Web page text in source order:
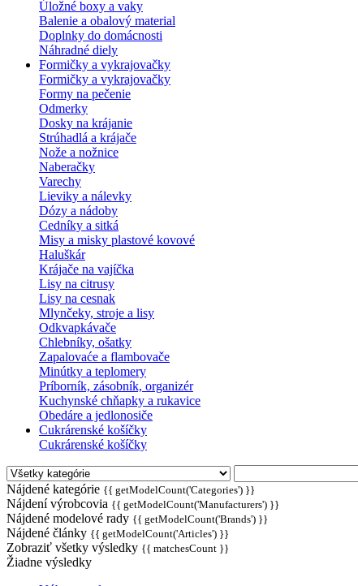
Úložné boxy a vaky
Balenie a obalový material
Doplnky do domácnosti
Náhradné diely
Formičky a vykrajovačky
Formičky a vykrajovačky
Formy na pečenie
Odmerky
Dosky na krájanie
Strúhadlá a krájače
Nože a nožnice
Naberačky
Varechy
Lieviky a nálevky
Dózy a nádoby
Cedníky a sitká
Misy a misky plastové kovové
Haluškár
Krájače na vajíčka
Lisy na citrusy
Lisy na cesnak
Mlynčeky, stroje a lisy
Odkvapkávače
Chlebníky, ošatky
Zapalovaće a flambovače
Minútky a teplomery
Príborník, zásobník, organizér
Kuchynské chňapky a rukavice
Obedáre a jedlonosiče
Cukrárenské košíčky
Cukrárenské košíčky
Nájdené kategórie {{ getModelCount('Categories') }}
Nájdení výrobcovia {{ getModelCount('Manufacturers') }}
Nájdené modelové rady {{ getModelCount('Brands') }}
Nájdené články {{ getModelCount('Articles') }}
Zobraziť všetky výsledky {{ matchesCount }}
Žiadne výsledky